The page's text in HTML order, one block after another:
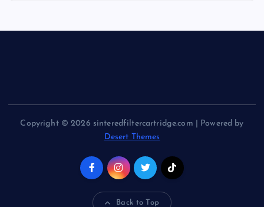
Copyright © 2026 sinteredfiltercartridge.com | Powered by
Desert Themes
Back to Top